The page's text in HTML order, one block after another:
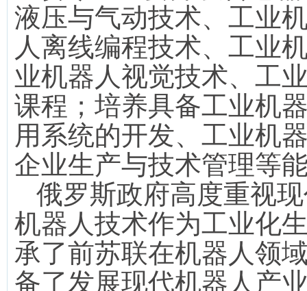
液压与气动技术、工业
人离线编程技术、工业
业机器人视觉技术、工
课程；培养具备工业机
用系统的开发、工业机
企业生产与技术管理等
俄罗斯政府高度重视
机器人技术作为工业化
承了前苏联在机器人领
备了发展现代机器人产